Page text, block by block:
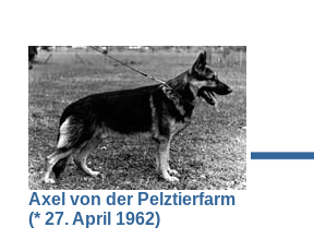
Axel von der Pelztierfarm
(* 27. April 1962)